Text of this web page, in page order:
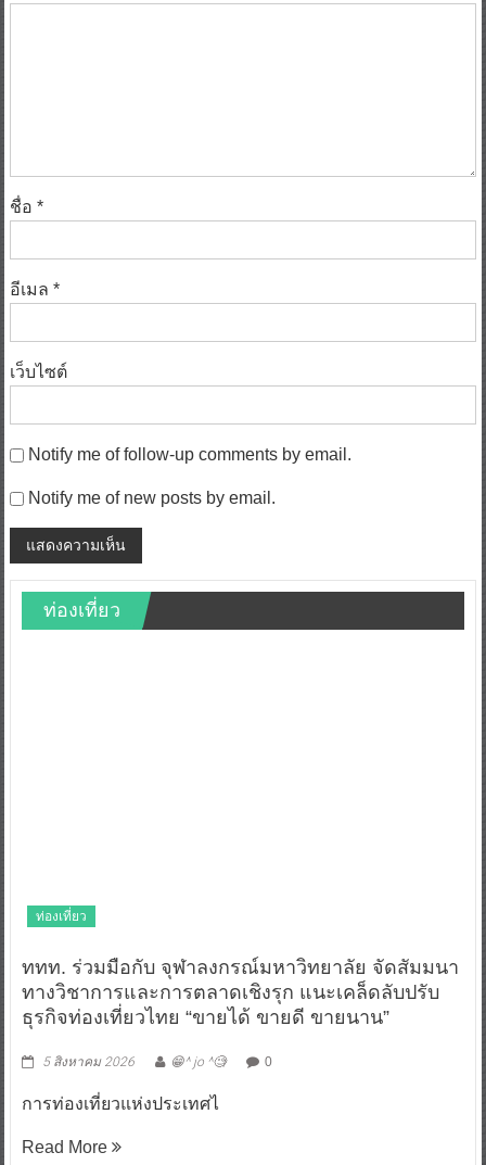
ชื่อ *
อีเมล *
เว็บไซต์
Notify me of follow-up comments by email.
Notify me of new posts by email.
ท่องเที่ยว
ท่องเที่ยว
ททท. ร่วมมือกับ จุฬาลงกรณ์มหาวิทยาลัย จัดสัมมนา
ทางวิชาการและการตลาดเชิงรุก แนะเคล็ดลับปรับ
ธุรกิจท่องเที่ยวไทย “ขายได้ ขายดี ขายนาน”
5 สิงหาคม 2026 😁^ jo ^🧐 0
การท่องเที่ยวแห่งประเทศไ
Read More